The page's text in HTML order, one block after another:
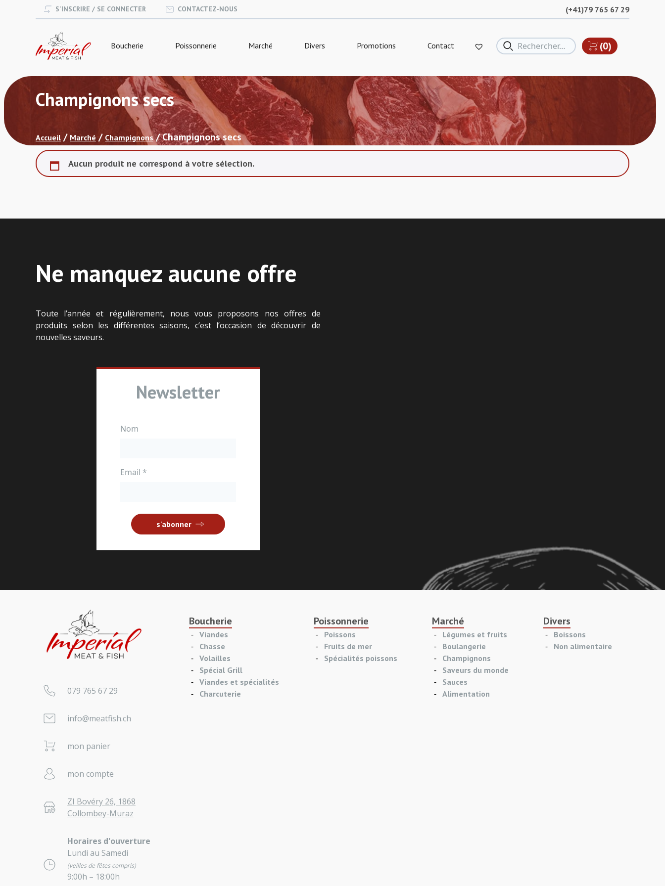
S'INSCRIRE / SE CONNECTER CONTACTEZ-NOUS (+41)79 765 67 29
Boucherie Poissonnerie Marché Divers Promotions Contact (0)
Champignons secs
Accueil / Marché / Champignons/ Champignons secs
Aucun produit ne correspond à votre sélection.
Ne manquez aucune offre
Toute l’année et régulièrement, nous vous proposons nos offres de
produits selon les différentes saisons, c’est l’occasion de découvrir de
nouvelles saveurs.
Newsletter
Nom
Email *
s'abonner
079 765 67 29
info@meatfish.ch
mon panier
mon compte
ZI Bovéry 26, 1868
Collombey-Muraz
Horaires d'ouverture
Lundi au Samedi
(veilles de fêtes compris)
9:00h – 18:00h
Boucherie
Viandes
Chasse
Volailles
Spécial Grill
Viandes et spécialités
Charcuterie
Poissonnerie
Poissons
Fruits de mer
Spécialités poissons
Marché
Légumes et fruits
Boulangerie
Champignons
Saveurs du monde
Sauces
Alimentation
Divers
Boissons
Non alimentaire